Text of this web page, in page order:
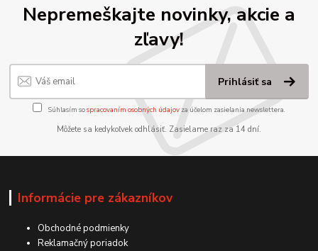
Nepremeškajte novinky, akcie a
zľavy!
Prihlásiť sa
Súhlasím sospracovaním osobných údajov za účelom zasielania newslettera.
Môžete sa kedykoľvek odhlásiť. Zasielame raz za 14 dní.
Informácie pre zákazníkov
Obchodné podmienky
Reklamačný poriadok